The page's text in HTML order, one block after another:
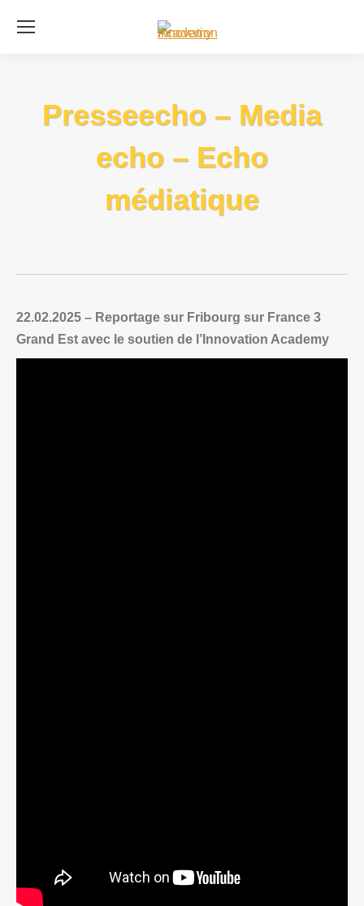
Presseecho – Media
echo – Echo
médiatique
22.02.2025 – Reportage sur Fribourg sur France 3
Grand Est avec le soutien de l’Innovation Academy